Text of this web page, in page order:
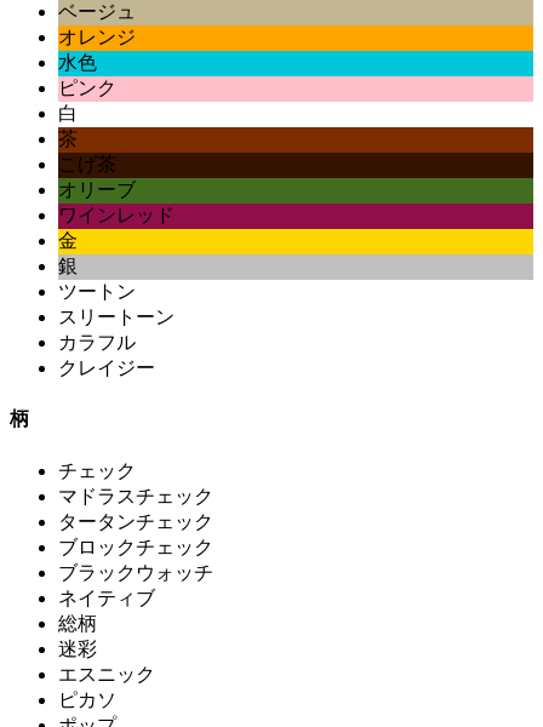
ベージュ
オレンジ
水色
ピンク
白
茶
こげ茶
オリーブ
ワインレッド
金
銀
ツートン
スリートーン
カラフル
クレイジー
柄
チェック
マドラスチェック
タータンチェック
ブロックチェック
ブラックウォッチ
ネイティブ
総柄
迷彩
エスニック
ピカソ